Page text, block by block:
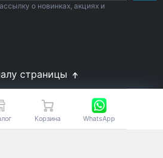
о новинках, акциях и
страницы
2026 Energy-Body.ru
по России
Корзина WhatsApp